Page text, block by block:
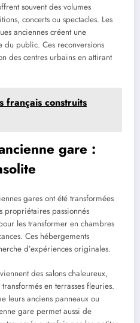
souvent des volumes
concerts ou spectacles. Les
anciennes créent une
public. Ces reconversions
des centres urbains en attirant
français construits
gare :
gares ont été transformées
propriétaires passionnés
les transformer en chambres
Ces hébergements
d’expériences originales.
des salons chaleureux,
en terrasses fleuries.
leurs anciens panneaux ou
gare permet aussi de